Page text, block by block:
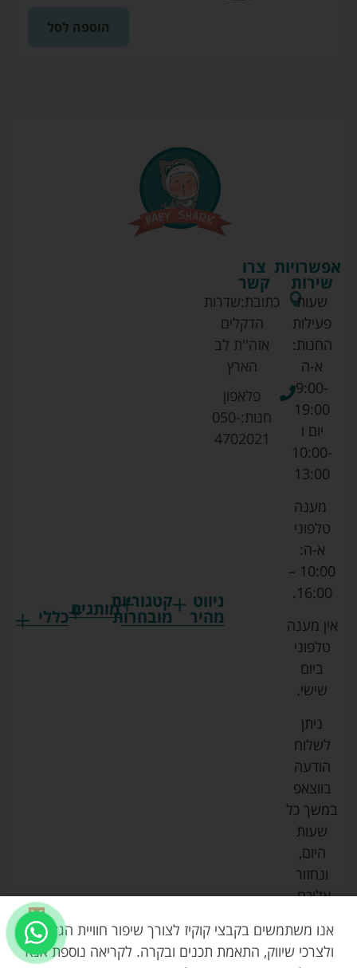
הוספה לסל
ניווט
מהיר
וצעצועים
בטיחות
קטגוריות
מובחרותמותגים
גרקו
כללי
צרו
קשר
כתובת:שדרות
הדקלים
אזה''ת לב
הארץ
פלאפון
חנות:050-
4702021
אפשרויות
שירות
שעות
פעילות
החנות:
א-ה
9:00-
19:00
יום ו
10:00-
13:00
מענה
טלפוני
א-ה:
10:00 –
16:00.
אין מענה
טלפוני
ביום
שישי.
ניתן
לשלוח
הודעה
בווצאפ
במשך כל
שעות
היום,
ונחזור
אליכם.
אנו משתמשים בקבצי קוקיז לצורך שיפור חוויית הגלישה,
ולצרכי שיווק, התאמת תכנים ובקרה. לקריאה נוספת אנא